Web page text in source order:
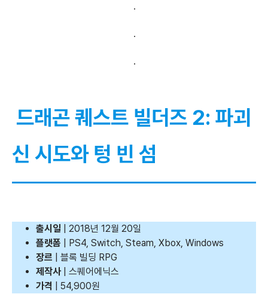
.
.
.
드래곤 퀘스트 빌더즈 2: 파괴
신 시도와 텅 빈 섬
출시일 | 2018년 12월 20일
플랫폼 | PS4, Switch, Steam, Xbox, Windows
장르 | 블록 빌딩 RPG
제작사 | 스퀘어에닉스
가격
| 54,900원